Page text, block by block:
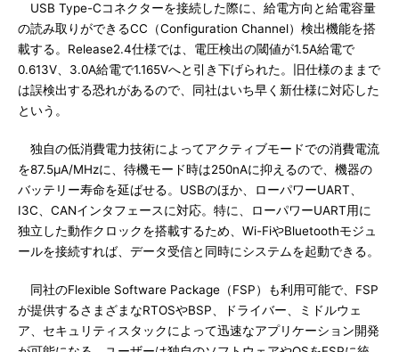
USB Type-Cコネクターを接続した際に、給電方向と給電容量
の読み取りができるCC（Configuration Channel）検出機能を搭
載する。Release2.4仕様では、電圧検出の閾値が1.5A給電で
0.613V、3.0A給電で1.165Vへと引き下げられた。旧仕様のままで
は誤検出する恐れがあるので、同社はいち早く新仕様に対応した
という。
独自の低消費電力技術によってアクティブモードでの消費電流
を87.5μA/MHzに、待機モード時は250nAに抑えるので、機器の
バッテリー寿命を延ばせる。USBのほか、ローパワーUART、
I3C、CANインタフェースに対応。特に、ローパワーUART用に
独立した動作クロックを搭載するため、Wi-FiやBluetoothモジュ
ールを接続すれば、データ受信と同時にシステムを起動できる。
同社のFlexible Software Package（FSP）も利用可能で、FSP
が提供するさまざまなRTOSやBSP、ドライバー、ミドルウェ
ア、セキュリティスタックによって迅速なアプリケーション開発